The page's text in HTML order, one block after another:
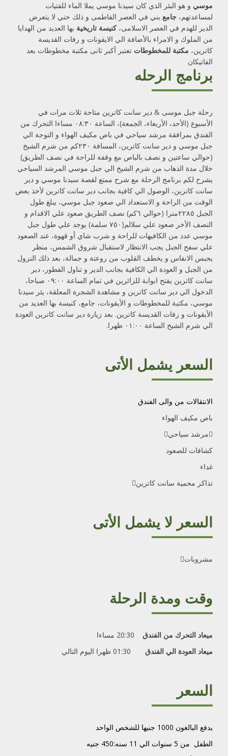
موسي و هو البئر الذي كان سيدنا موسي يملا الماء للفتيات
لمساعدتهم، جامع بني في العصر الفاطمى و ذلك حتي لا يتعرض
الدير للهدم في العصر الاسلامى،كنيسة تاريخية بها العديد من الهدايا
من الملوك و الامراء بالأضافة الي الايقونات و رفات القديسة
كاترين، مكتبة للمخطوطات تعتبر أكبر ثانى مكتبة مخطوطات بعد
الفاتيكان
برنامج الرحله
رحلة جبل موسى & دير سانت كاترين متاحة ثلاث مرات في
الأسبوع (الأحد، الأربعاء، الجمعة)، الساعة ٠٨:٣٠ مساءا التحرك من
الفندق بمرافقة مرشد سياحي في باص مكيف الهواء و التوجة الي
جبل موسي و دير سانت كاترين، المسافة ٢٣٠كم من شرم الشيخ
(حوالي ساعتين و نصف بالباص مع وقفة للراحة في نصف الطريق)
خلال مدة الذهاب من شرم الشيخ الي جبل موسي المرشد السياحي
يشرح لكم برنامج الرحلة مع شرح ممتع لقصة سيدنا موسي و دير
سانت كاترين، الوصول الي كافية بجانب دير سانت كاترين لأخذ بعض
الوقت من الراحة و الاستعداد الي صعود جبل موسي، يبلغ طول
الجبل ٢٢٨٥مترا (حوالي ٦كم) نصف الطريق صعود علي الاقدام و
النصف الأخر صعود علي سلالم(٧٥٠ سلمة) يوجد علي طول جبل
موسي عدد من الكافيهات للراحة و شرب شاي أو قهوة، عند الصعود
علي سفح الجبل يجب الانتظار لاستقبال شروق الشمس، منظر
يحبس الانفاس و يخطف القلوب من روعتة و جمالة، بعد ذلك النزول
من الجبل و العودة الي الكافية بجانب الدير و تناول الفطور، دير
سانت كاترين يفتح ابوابة للزائرين في تمام الساعة ٠٩:٠٠ صباحا،
الدخول الي دير سانت كاترين و مشاهدة الشجرة المعلقة، يئر سيدنا
موسي، مكتبة للمخطوطات و الأيقونات، جامع، كنيسة بها العديد من
الأيقونات و رفات القديسة كاترين. بعد زيارة دير سانت كاترين العودة
الي شرم الشيخ الساعة ٠١:٠٠ ظهرا.
السعر يشمل الأتى
الانتقالات من والى الفندق
باص مكيف الهواء
مرشد سياحي
كشافات للصعود
غداء
تذاكر محمية سانت كاترين
السعر لا يشمل الأتى
مشروبات
وقت ومدة الرحلة
ميعاد التحرك من الفندق
ميعاد العودة الي الفندق 01:30 ظهرا اليوم التالي
السعر
يدفع البالغون 1000 جنيها للشخص
الواحد
الطفل من 5 سنوات الي 11 سنه:450 جنيه